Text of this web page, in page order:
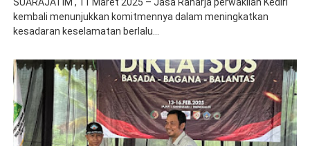
kembali menunjukkan komitmennya dalam meningkatkan
kesadaran keselamatan berlalu...